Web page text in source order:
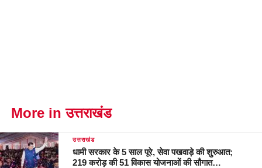
More in उत्तराखंड
उत्तराखंड
धामी सरकार के 5 साल पूरे, सेवा पखवाड़े की शुरुआत;
219 करोड़ की 51 विकास योजनाओं की सौगात…